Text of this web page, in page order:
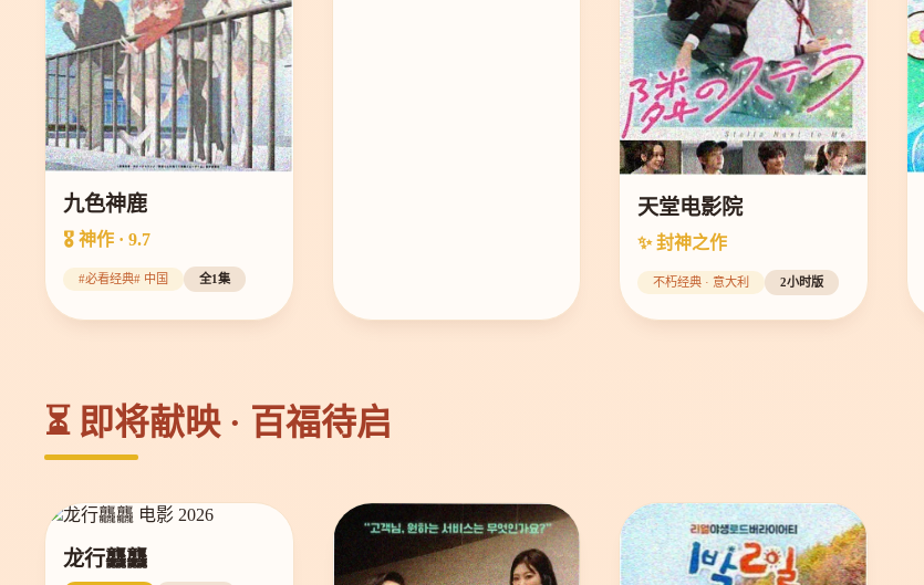
九色神鹿
🎖️ 神作 · 9.7
#必看经典# 中国 全1集
天堂电影院
✨ 封神之作
不朽经典 · 意大利 2小时版
⏳ 即将献映 · 百福待启
龙行龘龘